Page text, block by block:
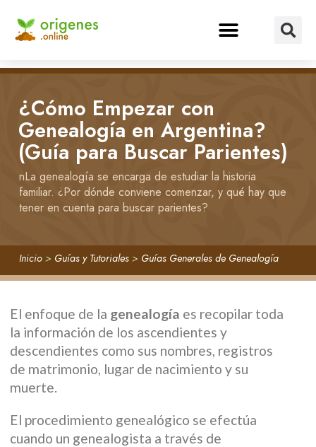
¿Cómo Empezar con
Genealogía en Argentina?
(Guía para Buscar Parientes)
nLa genealogía se encarga de estudiar la historia
familiar. ¿Por dónde conviene comenzar, y qué hay que
tener en cuenta para buscar parientes?
Inicio > Guías y Tutoriales > Guías Generales de Genealogía
El enfoque de la genealogía es recopilar toda
la información de los ascendientes y
descendientes como sus nombres, registros
de matrimonio, lugar de nacimiento y su
muerte.
El procedimiento genealógico se efectúa
cuando un genealogista a través de